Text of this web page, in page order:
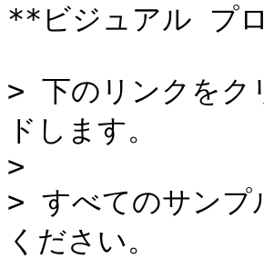
**ビジュアル プ
> 下のリンクをク
ドします。
>
> すべてのサンプ
ください。